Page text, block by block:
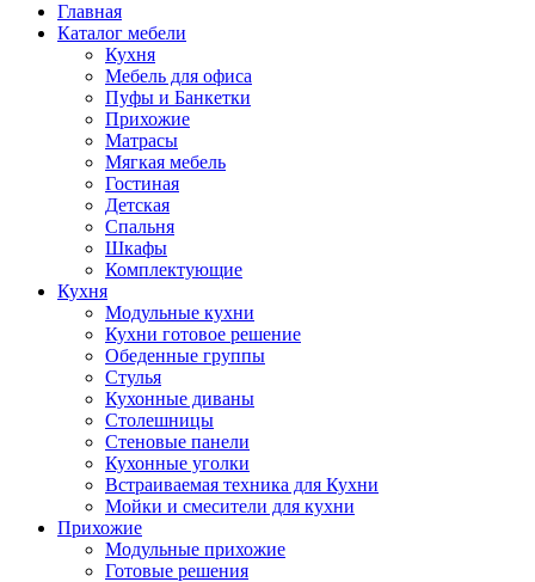
Главная
Каталог мебели
Кухня
Мебель для офиса
Пуфы и Банкетки
Прихожие
Матрасы
Мягкая мебель
Гостиная
Детская
Спальня
Шкафы
Комплектующие
Кухня
Модульные кухни
Кухни готовое решение
Обеденные группы
Стулья
Кухонные диваны
Столешницы
Стеновые панели
Кухонные уголки
Встраиваемая техника для Кухни
Мойки и смесители для кухни
Прихожие
Модульные прихожие
Готовые решения